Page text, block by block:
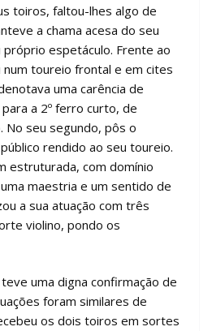
toiros, faltou-lhes algo de
a chama acesa do seu
espetáculo. Frente ao
toureio frontal e em cites
uma carência de
a 2º ferro curto, de
No seu segundo, pôs o
rendido ao seu toureio.
estruturada, com domínio
maestria e um sentido de
a sua atuação com três
violino, pondo os
teve uma digna confirmação de
foram similares de
os dois toiros em sortes